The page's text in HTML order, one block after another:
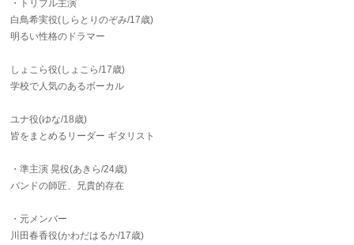
・トリプル主演
白鳥希実役(しらとりのぞみ/17歳)
明るい性格のドラマー
しょこら役(しょこら/17歳)
学校で人気のあるボーカル
ユナ役(ゆな/18歳)
皆をまとめるリーダー ギタリスト
・準主演 晃役(あきら/24歳)
バンドの師匠、兄貴的存在
・元メンバー
川田春香役(かわだはるか/17歳)